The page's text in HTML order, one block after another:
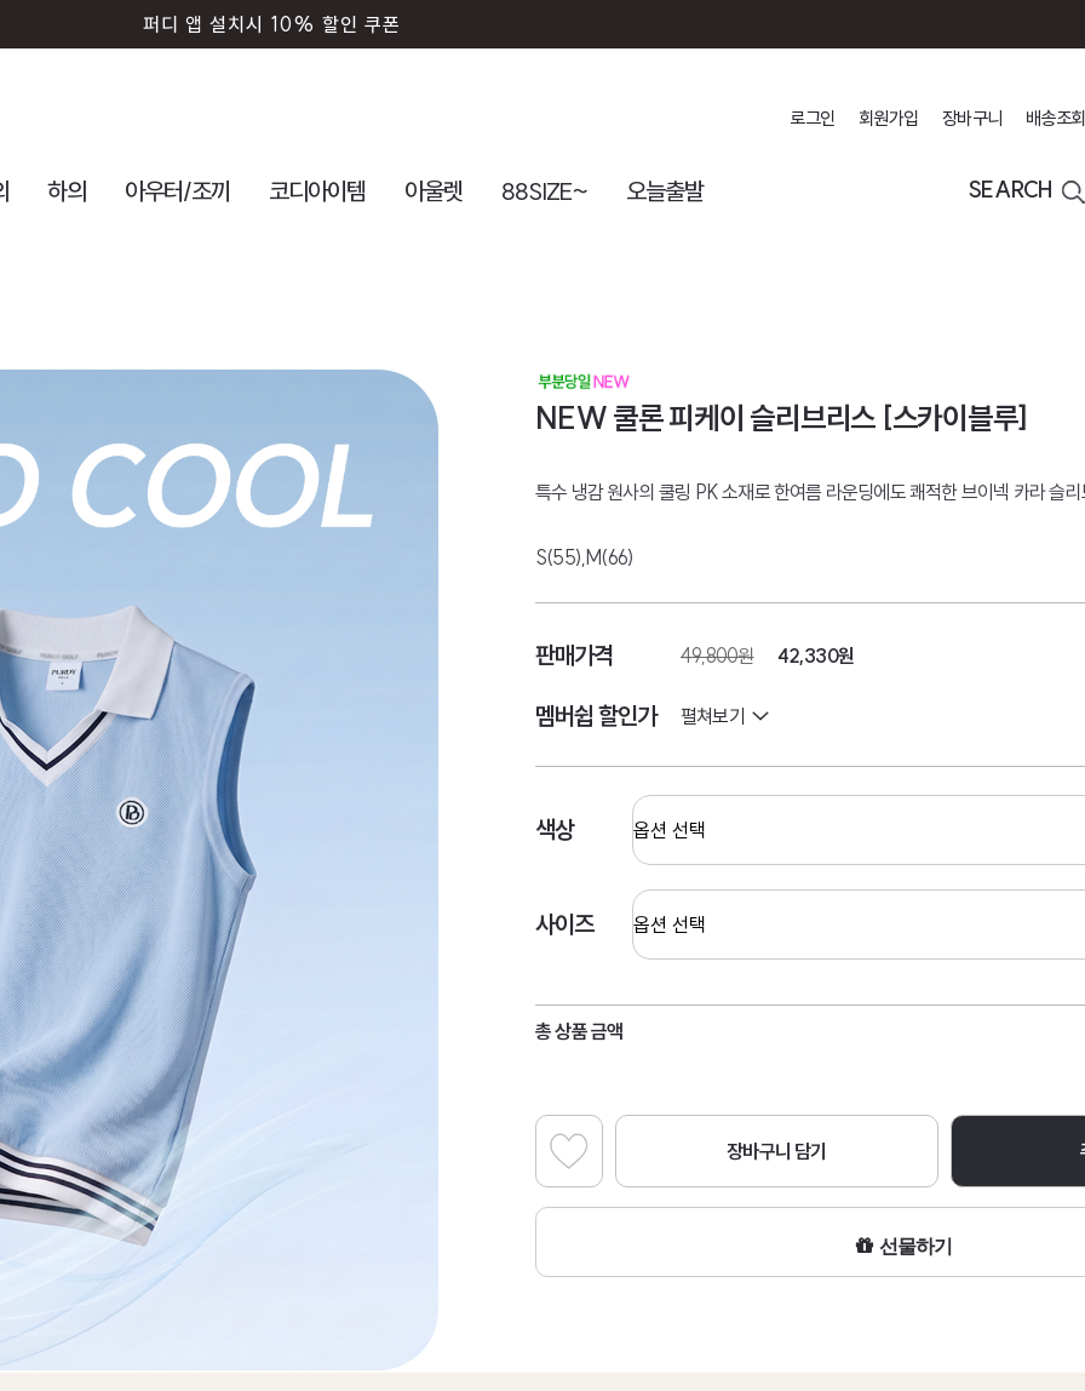
퍼디 앱 설치시 10% 할인 쿠폰
로그인 회원가입 장바구니 배송조회
하의 아우터/조끼 코디아이템 아울렛 88SIZE~ 오늘출발 SEARCH
NEW 쿨론 피케이 슬리브리스 [스카이블루]
특수 냉감 원사의 쿨링 PK 소재로 한여름 라운딩에도 쾌적한 브이넥 카라 슬
S(55),M(66)
판매가격 49,800원 42,330원
멤버쉽 할인가 펼쳐보기
색상
사이즈
총 상품 금액
장바구니 담기
선물하기